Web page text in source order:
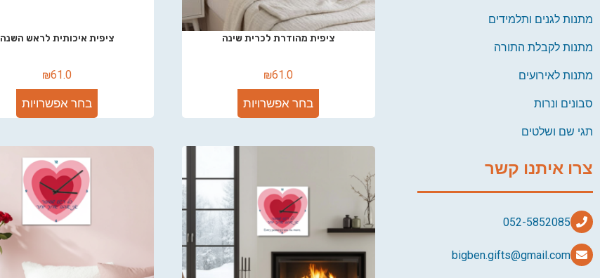
מתנות לגנים ותלמידים
מתנות לקבלת התורה
מתנות לאירועים
סבונים ונרות
תגי שם ושלטים
צרו איתנו קשר
bigben.gifts@gmail.com
ציפית מהודרת לכרית שינה
₪61.0
בחר אפשרויות
ציפית איכותית לראש השנה
₪61.0
בחר אפשרויות